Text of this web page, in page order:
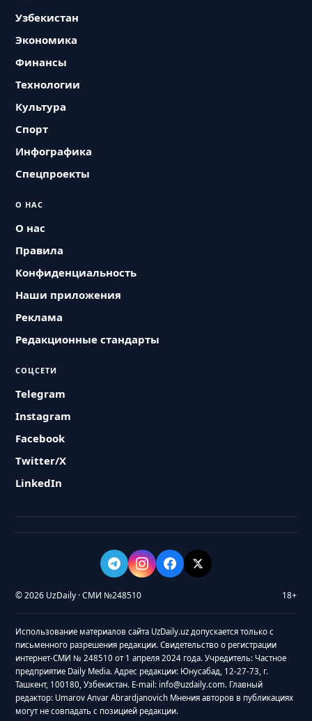
Узбекистан
Экономика
Финансы
Технологии
Культура
Спорт
Инфографика
Спецпроекты
О НАС
О нас
Правила
Конфиденциальность
Наши приложения
Реклама
Редакционные стандарты
СОЦСЕТИ
Telegram
Instagram
Facebook
Twitter/X
LinkedIn
© 2026 UzDaily · СМИ №248510 18+
Использование материалов сайта UzDaily.uz допускается только с
письменного разрешения редакции. Свидетельство о регистрации
интернет-СМИ № 248510 от 1 апреля 2024 года. Учредитель: Частное
предприятие Daily Media. Адрес редакции: Юнусабад, 12-27-73, г.
Ташкент, 100180, Узбекистан. E-mail: info@uzdaily.com. Главный
редактор: Umarov Anvar Abrardjanovich Мнения авторов в публикациях
могут не совпадать с позицией редакции.